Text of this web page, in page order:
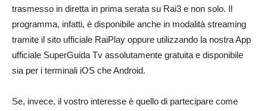
trasmesso in diretta in prima serata su Rai3 e non solo. Il
programma, infatti, è disponibile anche in modalità streaming
tramite il sito ufficiale RaiPlay oppure utilizzando la nostra App
ufficiale SuperGuida Tv assolutamente gratuita e disponibile
sia per i terminali iOS che Android.
Se, invece, il vostro interesse è quello di partecipare come